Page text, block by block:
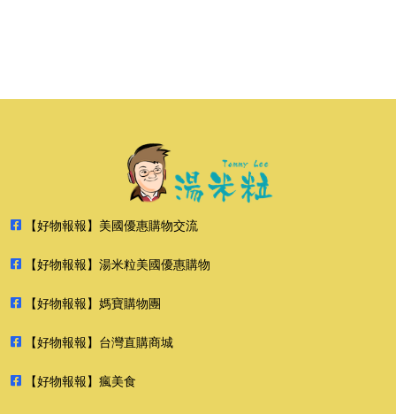
【好物報報】美國優惠購物交流
【好物報報】湯米粒美國優惠購物
【好物報報】媽寶購物團
【好物報報】台灣直購商城
【好物報報】瘋美食